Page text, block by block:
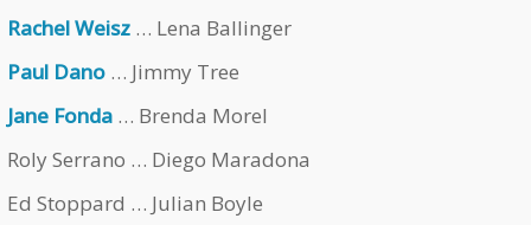
Rachel Weisz … Lena Ballinger
Paul Dano … Jimmy Tree
Jane Fonda … Brenda Morel
Roly Serrano … Diego Maradona
Ed Stoppard … Julian Boyle